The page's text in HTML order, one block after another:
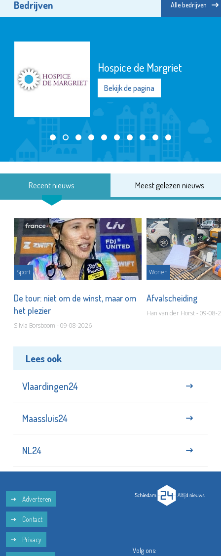
Bedrijven Alle bedrijven
Hospice de Margriet
Bekijk de pagina
Recent nieuws Meest gelezen nieuws
Sport
De tour: niet om de winst, maar om
het plezier
Silvia Borsboom - 09-08-2026
Wonen
Afvalscheiding
Han van der Horst - 09-08-
Lees ook
Vlaardingen24
Maassluis24
NL24
Adverteren
Contact
Privacy
Volg ons: